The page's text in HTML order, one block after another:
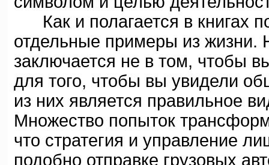
Как и полагается в книгах
отдельные примеры из
заключается не в том, чтобы
для того, чтобы вы увидели
из них является правильное
Множество попыток
что стратегия и управление
подобно отправке грузовых